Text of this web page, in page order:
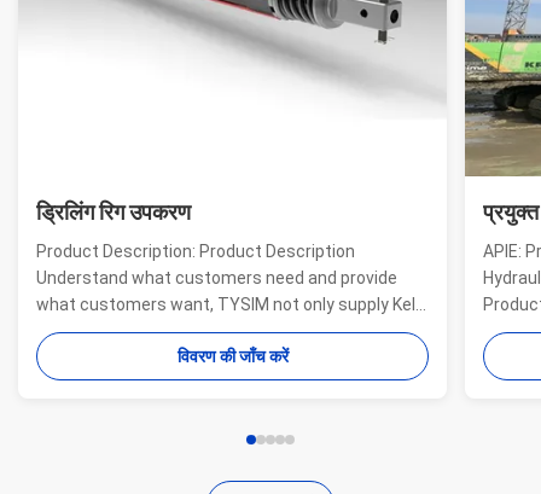
ड्रिलिंग रिग उपकरण
Product Description: Product Description
Understand what customers need and provide
what customers want, TYSIM not only supply Kelly
bars for drill rigs of world’s top brands, but also
provide one-stop solution for the world foundation
construction users. While providing customized
विवरण की जाँच करें
प्रयुक्त
APIE:
offer